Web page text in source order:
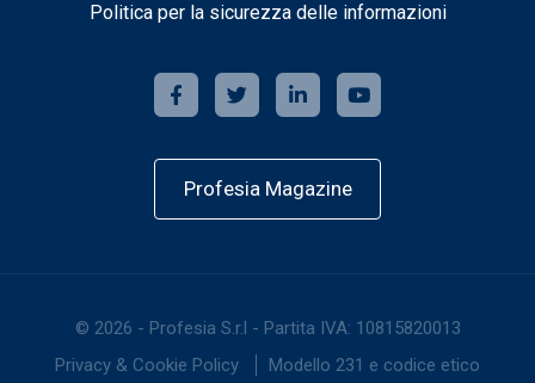
Politica per la sicurezza delle informazioni
Profesia Magazine
© 2026 - Profesia S.r.l - Partita IVA: 10815820013
Privacy & Cookie Policy
Modello 231 e codice etico